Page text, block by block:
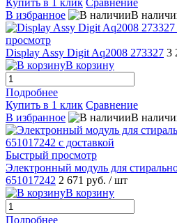
В избранное
В
просмотр
Display Assy Digit Aq2008 273327 3
В корзину
Подробнее
Купить в 1 клик Сравнение
В избранное
В
Быстрый просмотр
Электронный модуль для
651017242 2 671 руб. / шт
В корзину
Подробнее